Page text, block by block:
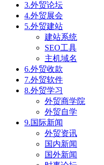
3.外贸论坛
4.外贸展会
5.外贸建站
建站系统
SEO工具
主机域名
6.外贸收款
7.外贸软件
8.外贸学习
外贸商学院
外贸自学
9.国际新闻
外贸资讯
国内新闻
国外新闻